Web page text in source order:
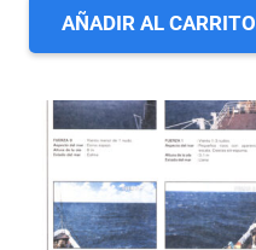
AÑADIR AL CARRITO